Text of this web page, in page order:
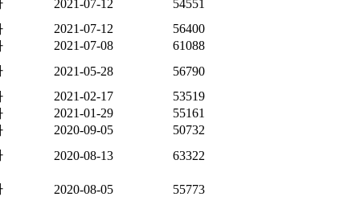
2021-07-12
54551
2021-07-12
56400
2021-07-08
61088
2021-05-28
56790
2021-02-17
53519
2021-01-29
55161
2020-09-05
50732
2020-08-13 63322
2020-08-05 55773